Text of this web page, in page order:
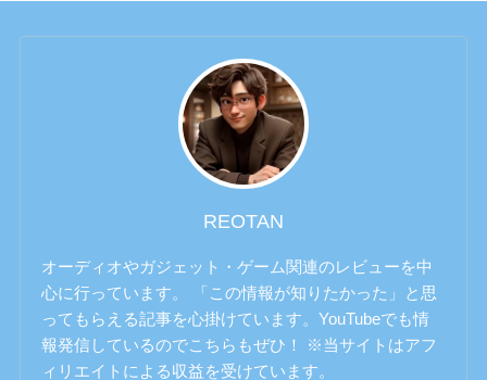
REOTAN
オーディオやガジェット・ゲーム関連のレビューを中
心に行っています。 「この情報が知りたかった」と思
ってもらえる記事を心掛けています。YouTubeでも情
報発信しているのでこちらもぜひ！ ※当サイトはアフ
ィリエイトによる収益を受けています。